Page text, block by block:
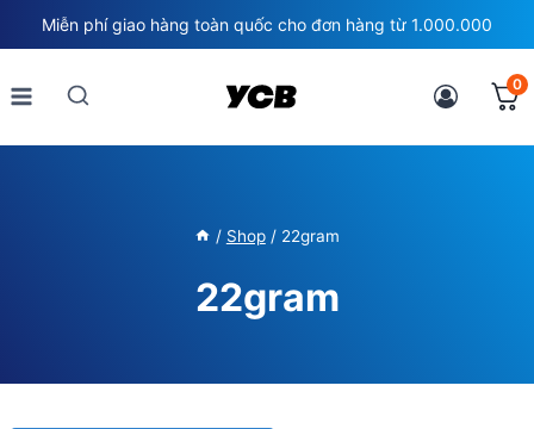
to
content
Miễn phí giao hàng toàn quốc cho đơn hàng từ 1.000.000
0
/ Shop / 22gram
22gram